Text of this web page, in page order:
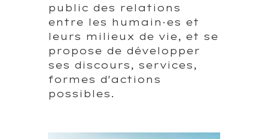
public des relations
entre les humain·es et
leurs milieux de vie, et se
propose de développer
ses discours, services,
formes d'actions
possibles.